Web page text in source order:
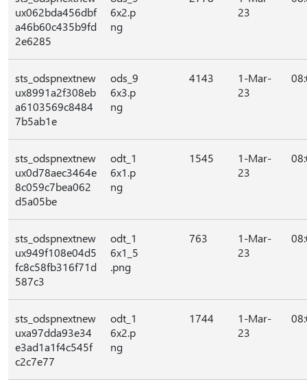
ux062bda456dbf
a46b60c435b9fd
2e6285
6x2.p
ng
23
sts_odspnextnew
ux8991a2f308eb
a6103569c8484
7b5ab1e
ods_9
6x3.p
ng
4143
1-Mar-
23
sts_odspnextnew
ux0d78aec3464e
8c059c7bea062
d5a05be
odt_1
6x1.p
ng
1545
1-Mar-
23
sts_odspnextnew
ux949f108e04d5
fc8c58fb316f71d
587c3
odt_1
6x1_5
.png
763
1-Mar-
23
sts_odspnextnew
uxa97dda93e34
e3ad1a1f4c545f
c2c7e77
odt_1
6x2.p
ng
1744
1-Mar-
23